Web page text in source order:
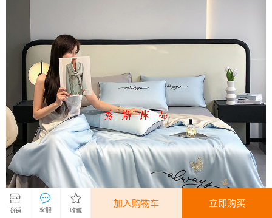
商铺 客服 收藏
加入购物车 立即购买